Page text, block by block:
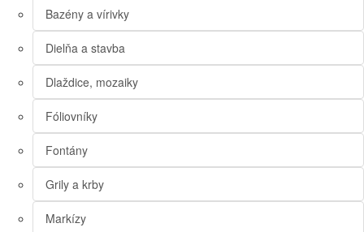
Bazény a vírivky
Dielňa a stavba
Dlaždice, mozaiky
Fóliovníky
Fontány
Grily a krby
Markízy